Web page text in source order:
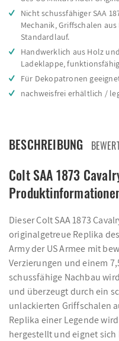
Nicht schussfähiger SAA
Mechanik, Griffschalen
Standardlauf.
Handwerklich aus Holz
Ladeklappe,
Für Dekopatronen
nachweisfrei erhältlich /
BESCHREIBUNG
Colt SAA 1873
Dieser Colt SAA 1873
originalgetreue Replika
Army der US Armee mit
Verzierungen und einem
schussfähige Nachbau
und überzeugt durch ein
unlackierten Griffschalen
Replika einer Legende
hergestellt und eignet